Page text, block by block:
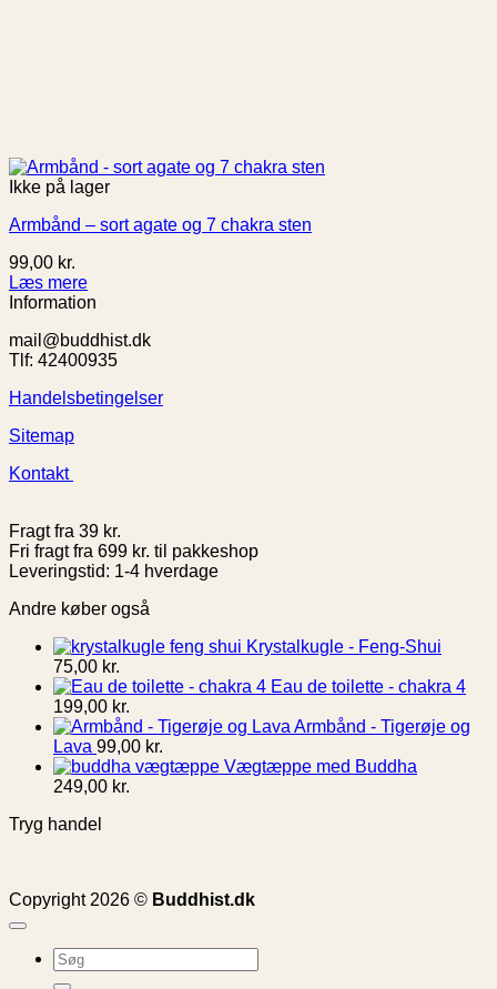
Ikke på lager
Armbånd – sort agate og 7 chakra sten
99,00 kr.
Læs mere
Information
mail@buddhist.dk
Tlf: 42400935
Handelsbetingelser
Sitemap
Kontakt
Fragt fra 39 kr.
Fri fragt fra 699 kr. til pakkeshop
Leveringstid: 1-4 hverdage
Andre køber også
Krystalkugle - Feng-Shui
75,00 kr.
Eau de toilette - chakra 4
199,00 kr.
Armbånd - Tigerøje og
Lava 99,00 kr.
Vægtæppe med Buddha
249,00 kr.
Tryg handel
Copyright 2026 © Buddhist.dk
Søg
efter: